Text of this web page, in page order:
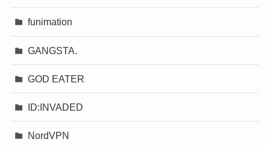
funimation
GANGSTA.
GOD EATER
ID:INVADED
NordVPN